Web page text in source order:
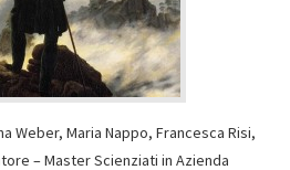
Weber, Maria Nappo, Francesca Risi,
– Master Scienziati in Azienda